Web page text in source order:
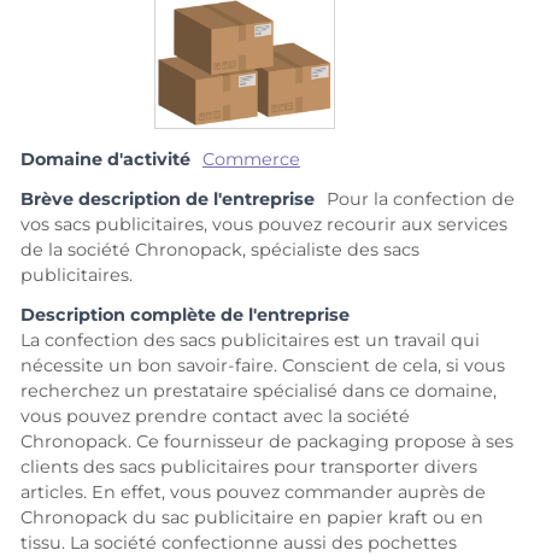
Domaine d'activité Commerce
Brève description de l'entreprise
Pour la confection de
vos sacs publicitaires, vous pouvez recourir aux services
de la société Chronopack, spécialiste des sacs
publicitaires.
Description complète de l'entreprise
La confection des sacs publicitaires est un travail qui
nécessite un bon savoir-faire. Conscient de cela, si vous
recherchez un prestataire spécialisé dans ce domaine,
vous pouvez prendre contact avec la société
Chronopack. Ce fournisseur de packaging propose à ses
clients des sacs publicitaires pour transporter divers
articles. En effet, vous pouvez commander auprès de
Chronopack du sac publicitaire en papier kraft ou en
tissu. La société confectionne aussi des pochettes